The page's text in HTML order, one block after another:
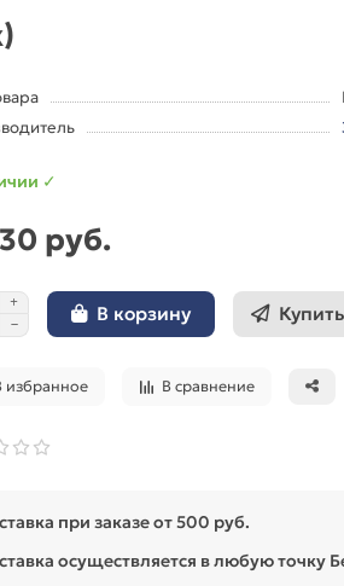
✓
руб.
В корзину
избранное В сравнение
при заказе от 500 руб.
осуществляется в любую точку